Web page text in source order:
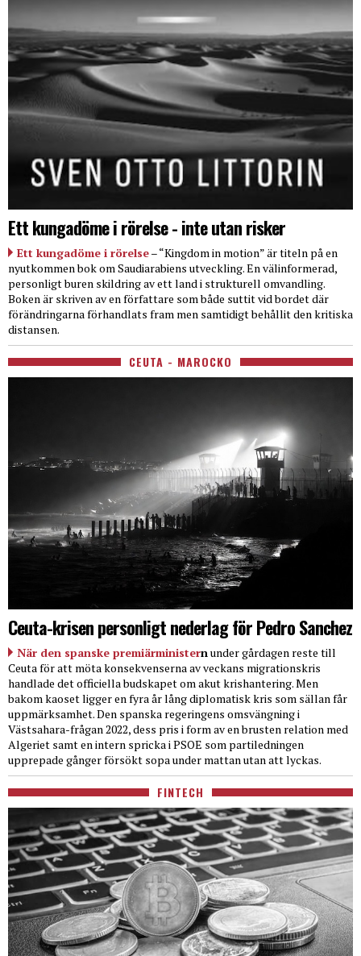
Ett kungadöme i rörelse - inte utan risker
Ett kungadöme i rörelse– “Kingdom in motion” är titeln på en
nyutkommen bok om Saudiarabiens utveckling. En välinformerad,
personligt buren skildring av ett land i strukturell omvandling.
Boken är skriven av en författare som både suttit vid bordet där
förändringarna förhandlats fram men samtidigt behållit den kritiska
distansen.
CEUTA - MAROCKO
Ceuta-krisen personligt nederlag för Pedro Sanchez
När den spanske premiärministern under gårdagen reste till
Ceuta för att möta konsekvenserna av veckans migrationskris
handlade det officiella budskapet om akut krishantering. Men
bakom kaoset ligger en fyra år lång diplomatisk kris som sällan får
uppmärksamhet. Den spanska regeringens omsvängning i
Västsahara-frågan 2022, dess pris i form av en brusten relation med
Algeriet samt en intern spricka i PSOE som partiledningen
upprepade gånger försökt sopa under mattan utan att lyckas.
FINTECH